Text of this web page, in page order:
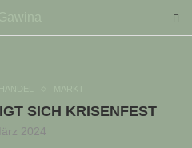
SICH KRISENFEST
2024